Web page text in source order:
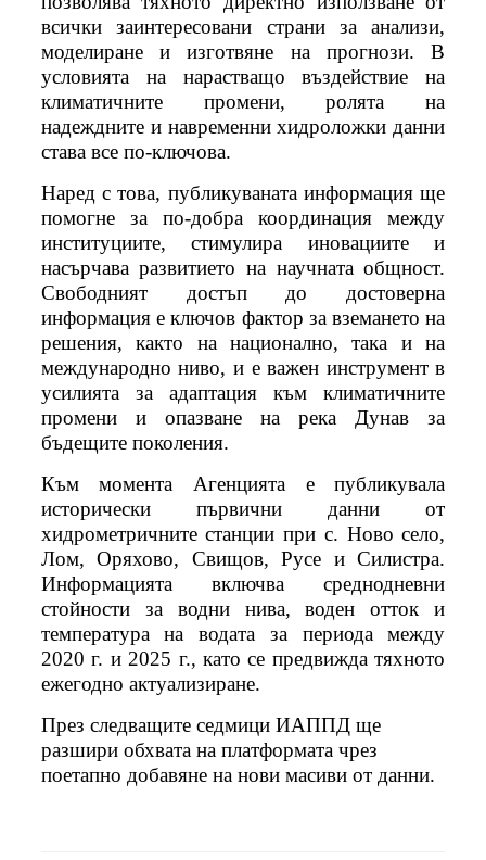
всички заинтересовани страни за анализи,
моделиране и изготвяне на прогнози. В
условията на нарастващо въздействие на
климатичните промени, ролята на
надеждните и навременни хидроложки данни
става все по-ключова.
Наред с това, публикуваната информация ще
помогне за по-добра координация между
институциите, стимулира иновациите и
насърчава развитието на научната общност.
Свободният достъп до достоверна
информация е ключов фактор за вземането на
решения, както на национално, така и на
международно ниво, и е важен инструмент в
усилията за адаптация към климатичните
промени и опазване на река Дунав за
бъдещите поколения.
Към момента Агенцията е публикувала
исторически първични данни от
хидрометричните станции при с. Ново село,
Лом, Оряхово, Свищов, Русе и Силистра.
Информацията включва среднодневни
стойности за водни нива, воден отток и
температура на водата за периода между
2020 г. и 2025 г., като се предвижда тяхното
ежегодно актуализиране.
През следващите седмици ИАППД ще
разшири обхвата на платформата чрез
поетапно добавяне на нови масиви от данни.